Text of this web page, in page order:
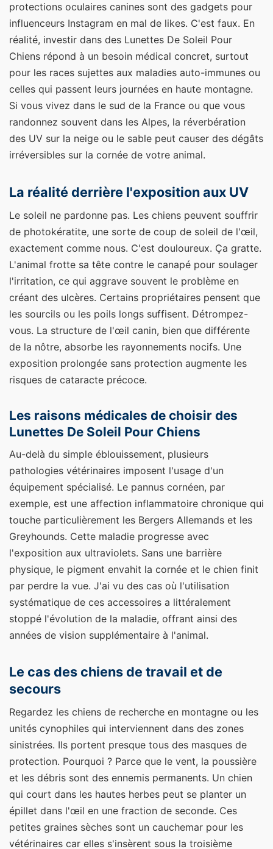
protections oculaires canines sont des gadgets pour
influenceurs Instagram en mal de likes. C'est faux. En
réalité, investir dans des Lunettes De Soleil Pour
Chiens répond à un besoin médical concret, surtout
pour les races sujettes aux maladies auto-immunes ou
celles qui passent leurs journées en haute montagne.
Si vous vivez dans le sud de la France ou que vous
randonnez souvent dans les Alpes, la réverbération
des UV sur la neige ou le sable peut causer des dégâts
irréversibles sur la cornée de votre animal.
La réalité derrière l'exposition aux UV
Le soleil ne pardonne pas. Les chiens peuvent souffrir
de photokératite, une sorte de coup de soleil de l'œil,
exactement comme nous. C'est douloureux. Ça gratte.
L'animal frotte sa tête contre le canapé pour soulager
l'irritation, ce qui aggrave souvent le problème en
créant des ulcères. Certains propriétaires pensent que
les sourcils ou les poils longs suffisent. Détrompez-
vous. La structure de l'œil canin, bien que différente
de la nôtre, absorbe les rayonnements nocifs. Une
exposition prolongée sans protection augmente les
risques de cataracte précoce.
Les raisons médicales de choisir des
Lunettes De Soleil Pour Chiens
Au-delà du simple éblouissement, plusieurs
pathologies vétérinaires imposent l'usage d'un
équipement spécialisé. Le pannus cornéen, par
exemple, est une affection inflammatoire chronique qui
touche particulièrement les Bergers Allemands et les
Greyhounds. Cette maladie progresse avec
l'exposition aux ultraviolets. Sans une barrière
physique, le pigment envahit la cornée et le chien finit
par perdre la vue. J'ai vu des cas où l'utilisation
systématique de ces accessoires a littéralement
stoppé l'évolution de la maladie, offrant ainsi des
années de vision supplémentaire à l'animal.
Le cas des chiens de travail et de
secours
Regardez les chiens de recherche en montagne ou les
unités cynophiles qui interviennent dans des zones
sinistrées. Ils portent presque tous des masques de
protection. Pourquoi ? Parce que le vent, la poussière
et les débris sont des ennemis permanents. Un chien
qui court dans les hautes herbes peut se planter un
épillet dans l'œil en une fraction de seconde. Ces
petites graines sèches sont un cauchemar pour les
vétérinaires car elles s'insèrent sous la troisième